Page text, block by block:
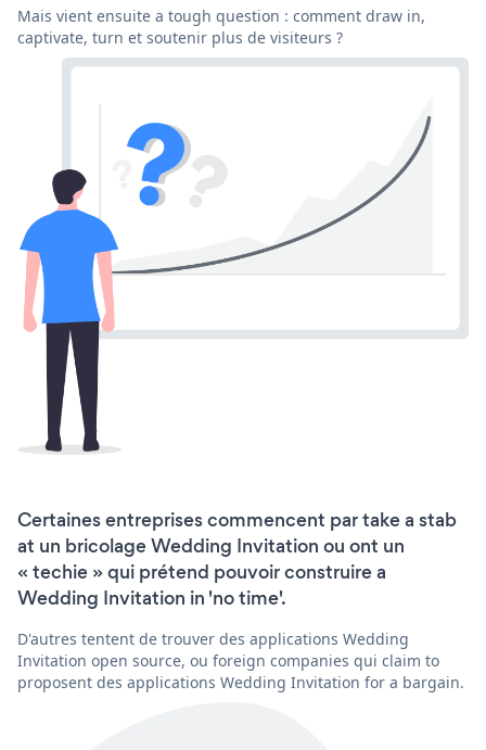
Mais vient ensuite a tough question : comment draw in,
captivate, turn et soutenir plus de visiteurs ?
Certaines entreprises commencent par take a stab
at un bricolage Wedding Invitation ou ont un
« techie » qui prétend pouvoir construire a
Wedding Invitation in 'no time'.
D'autres tentent de trouver des applications Wedding
Invitation open source, ou foreign companies qui claim to
proposent des applications Wedding Invitation for a bargain.